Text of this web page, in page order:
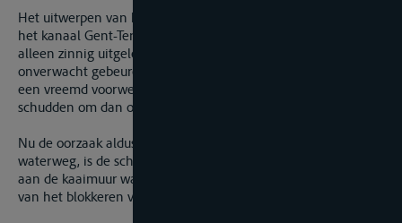
Het uitwerpen van het stuurboord anker bij het opvaren van
het kanaal Gent-Terneuzen vanuit de Ringvaart kan enkel en
alleen zinnig uitgelegd worden als een noodreactie op een
onverwacht gebeuren, nl. het blokkeren van de schroef door
een vreemd voorwerp waardoor het schip plots is gaan
schudden om dan onbestuurbaar tegen de kade aan te varen.
Nu de oorzaak aldus gelegen is in een gebrek van de
waterweg, is de schipper niet aansprakelijk voor de schade
aan de kaaimuur waartegen het schip is gevaren als gevolg
van het blokkeren van de schroef.